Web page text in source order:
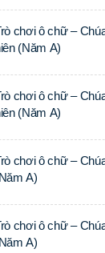
chơi ô chữ –
(Năm A)
chơi ô chữ –
(Năm A)
chơi ô chữ –
A)
chơi ô chữ –
A)